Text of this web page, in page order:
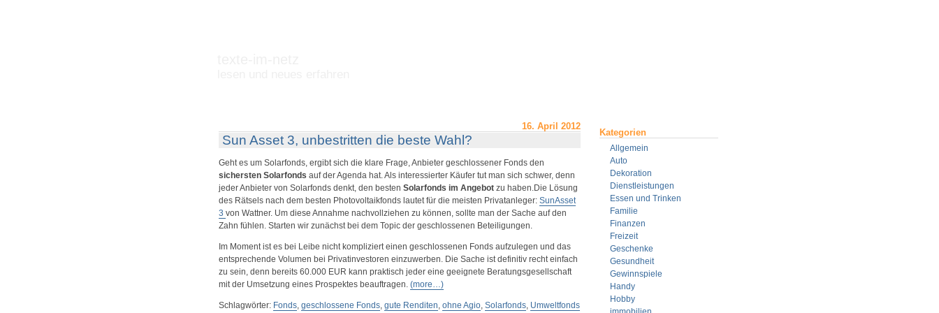
Kategorien
Allgemein
Auto
Dekoration
Dienstleistungen
Essen und Trinken
Familie
Finanzen
Freizeit
Geschenke
Gesundheit
Gewinnspiele
Handy
Hobby
16. April 2012
Sun Asset 3, unbestritten die beste Wahl?
Geht es um Solarfonds, ergibt sich die klare Frage, Anbieter geschlossener Fonds den
sichersten Solarfonds auf der Agenda hat. Als interessierter Käufer tut man sich schwer, denn
jeder Anbieter von Solarfonds denkt, den besten Solarfonds im Angebotzu haben.Die Lösung
des Rätsels nach dem besten Photovoltaikfonds lautet für die meisten Privatanleger: SunAsset
3 von Wattner. Um diese Annahme nachvollziehen zu können, sollte man der Sache auf den
Zahn fühlen. Starten wir zunächst bei dem Topic der geschlossenen Beteiligungen.
Im Moment ist es bei Leibe nicht kompliziert einen geschlossenen Fonds aufzulegen und das
entsprechende Volumen bei Privatinvestoren einzuwerben. Die Sache ist definitiv recht einfach
zu sein, denn bereits 60.000 EUR kann praktisch jeder eine geeignete Beratungsgesellschaft
mit der Umsetzung eines Prospektes beauftragen. (more…)
Schlagwörter: Fonds, geschlossene Fonds, gute Renditen, ohne Agio, Solarfonds, Umweltfonds